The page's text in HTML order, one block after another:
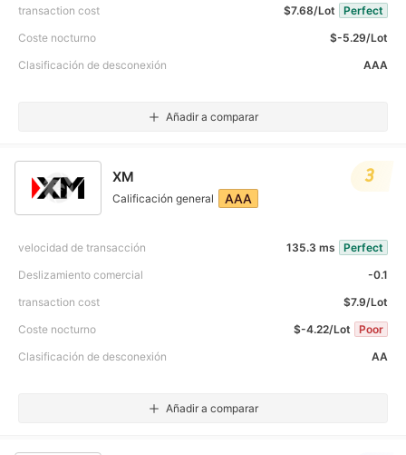
transaction cost
$7.68/Lot
Perfect
Coste nocturno
$-5.29/Lot
Clasificación de desconexión
AAA
Añadir a comparar
XM
Calificación general AAA
velocidad de transacción 135.3 ms
Perfect
Deslizamiento comercial
-0.1
transaction cost
$7.9/Lot
Coste nocturno
$-4.22/Lot
Poor
Clasificación de desconexión
AA
Añadir a comparar
3